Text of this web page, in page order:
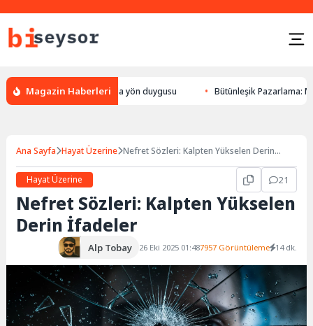
Magazin Haberleri
hayvanlarda yön duygusu Bütünleşik Pazarlama: Markalarla
Ana Sayfa Hayat Üzerine Nefret Sözleri: Kalpten Yükselen Derin
Hayat Üzerine
21
Nefret Sözleri: Kalpten Yükselen
Derin İfadeler
Alp Tobay 26 Eki 2025 01:487957 Görüntüleme 14 dk.